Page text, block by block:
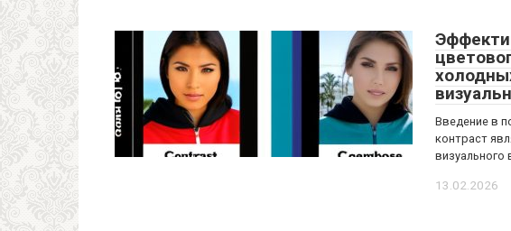
Введение в
контраст
визуального
13.02.2026